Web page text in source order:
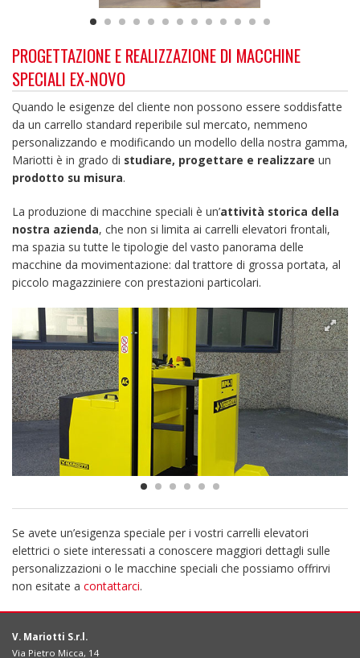
PROGETTAZIONE E REALIZZAZIONE DI MACCHINE
SPECIALI EX-NOVO
Quando le esigenze del cliente non possono essere soddisfatte
da un carrello standard reperibile sul mercato, nemmeno
personalizzando e modificando un modello della nostra gamma,
Mariotti è in grado di studiare, progettare e realizzare un
prodotto su misura.
La produzione di macchine speciali è un’attività storica della
nostra azienda, che non si limita ai carrelli elevatori frontali,
ma spazia su tutte le tipologie del vasto panorama delle
macchine da movimentazione: dal trattore di grossa portata, al
piccolo magazziniere con prestazioni particolari.
Se avete un’esigenza speciale per i vostri carrelli elevatori
elettrici o siete interessati a conoscere maggiori dettagli sulle
personalizzazioni o le macchine speciali che possiamo offrirvi
non esitate a contattarci.
V. Mariotti S.r.l.
Via Pietro Micca, 14